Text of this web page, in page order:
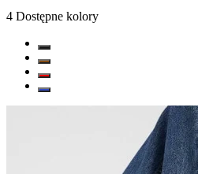
4 Dostępne kolory